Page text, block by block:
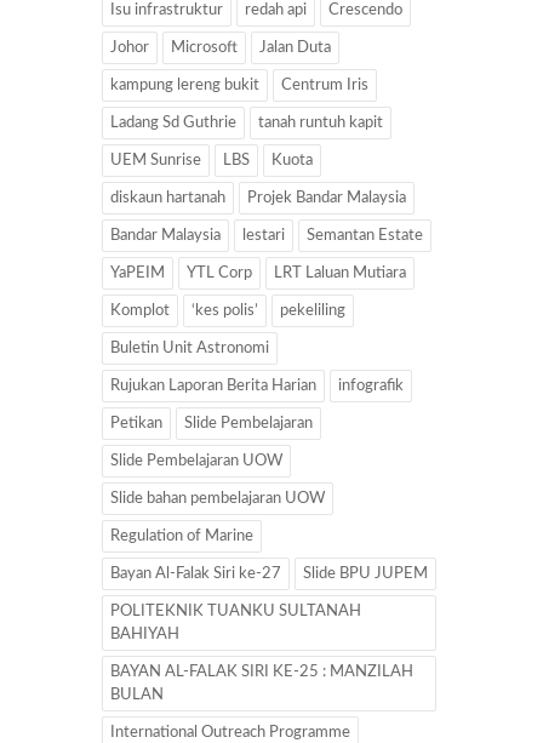
Isu infrastruktur redah api Crescendo
Johor Microsoft Jalan Duta
kampung lereng bukit Centrum Iris
Ladang Sd Guthrie tanah runtuh kapit
UEM Sunrise LBS Kuota
diskaun hartanah Projek Bandar Malaysia
Bandar Malaysia lestari Semantan Estate
YaPEIM YTL Corp LRT Laluan Mutiara
Komplot ‘kes polis’ pekeliling
Buletin Unit Astronomi
Rujukan Laporan Berita Harian infografik
Petikan Slide Pembelajaran
Slide Pembelajaran UOW
Slide bahan pembelajaran UOW
Regulation of Marine
Bayan Al-Falak Siri ke-27 Slide BPU JUPEM
POLITEKNIK TUANKU SULTANAH
BAHIYAH
BAYAN AL-FALAK SIRI KE-25 : MANZILAH
BULAN
International Outreach Programme